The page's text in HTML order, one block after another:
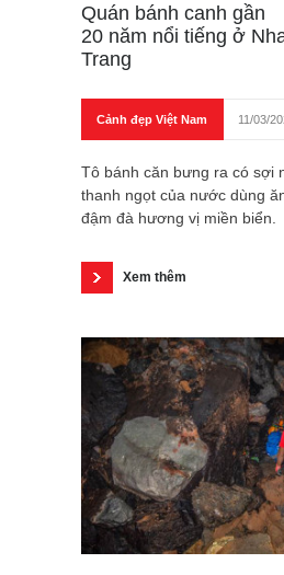
Quán bánh canh gần
20 năm nổi tiếng ở
Trang
Cảnh đẹp Việt Nam 11/03/
Tô bánh căn bưng ra có sợi
thanh ngọt của nước dùng
đậm đà hương vị miền biển.
Xem thêm